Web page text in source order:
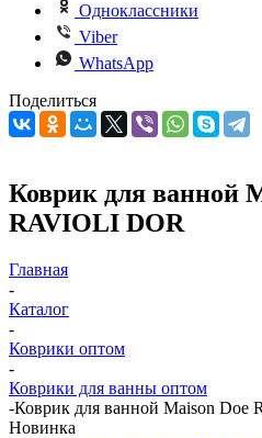
Одноклассники
Viber
WhatsApp
Поделиться
Коврик для ванной
RAVIOLI DOR
Главная
-
Каталог
-
Коврики оптом
-
Коврики для ванны оптом
-Коврик для ванной Maison Doe
Новинка